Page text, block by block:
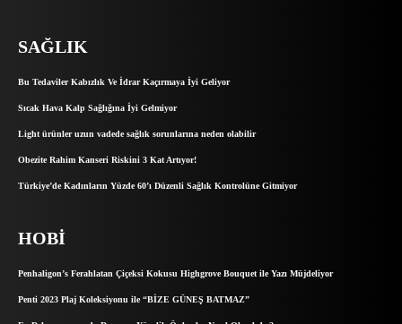
SAĞLIK
Bu Tedaviler Kabızlık Ve İdrar Kaçırmaya İyi Geliyor
Sıcak Hava Kalp Sağlığına İyi Gelmiyor
Light ürünler uzun vadede sağlık sorunlarına neden olabilir
Obezite Rahim Kanseri Riskini 3 Kat Artıyor!
Türkiye’de Kadınların Yüzde 60’ı Düzenli Sağlık Kontrolüne Gitmiyor
HOBI
Penhaligon’s Ferahlatan Çiçeksi Kokusu Highgrove Bouquet ile Yazı Müjdeliyor
Penti 2023 Plaj Koleksiyonu ile “BİZE GÜNEŞ BATMAZ”